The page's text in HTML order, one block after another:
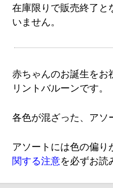
在庫限りで販売終了と
いません。
赤ちゃんのお誕生をお
リントバルーンです。
各色が混ざった、アソ
アソートには色の偏り
関する注意を必ずお読